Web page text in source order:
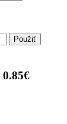
Použiť
0.85€